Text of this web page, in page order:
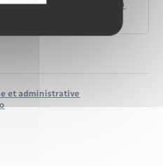
judiciaire d'aide à la
et administrative